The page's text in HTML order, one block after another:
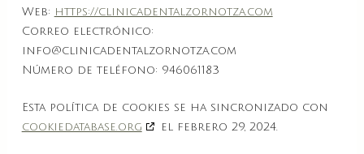
Web: https://clinicadentalzornotza.com
Correo electrónico:
info@clinicadentalzornotza.com
Número de teléfono: 946061183
Esta política de cookies se ha sincronizado con
cookiedatabase.org
el febrero 29, 2024.